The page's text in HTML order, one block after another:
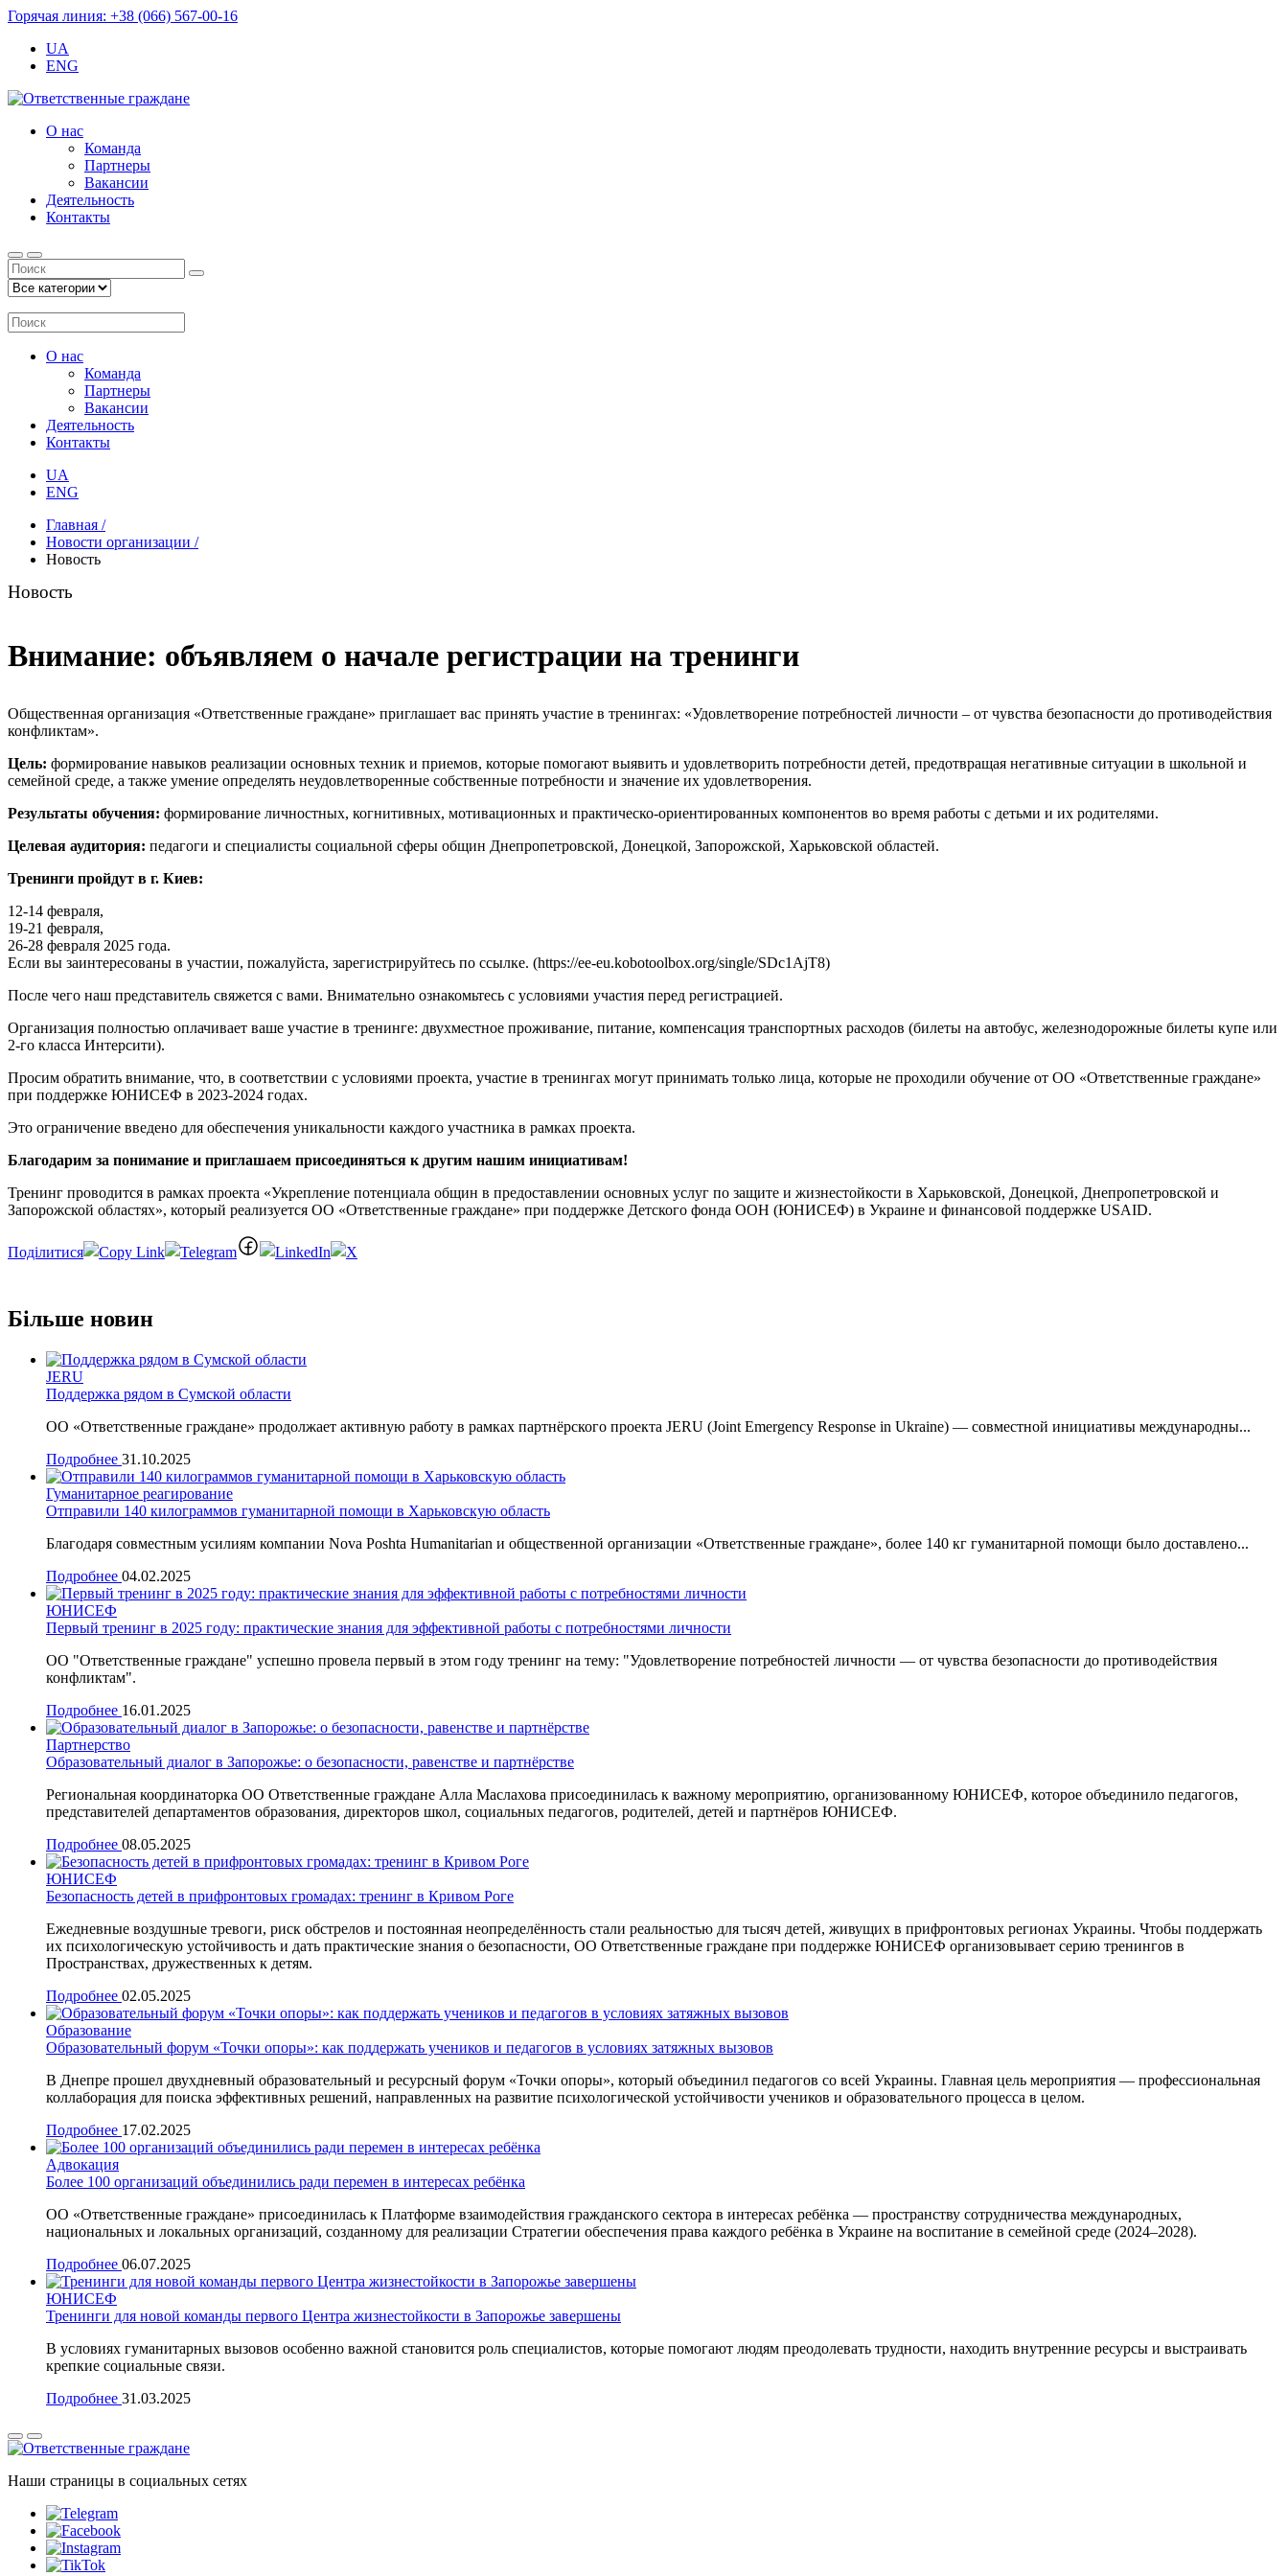
Горячая линия: +38 (066) 567-00-16
UA
ENG
О нас
Команда
Партнеры
Вакансии
Деятельность
Контакты
О нас
Команда
Партнеры
Вакансии
Деятельность
Контакты
UA
ENG
Главная /
Новости организации /
Новость
Новость
Внимание: объявляем о начале регистрации на тренинги
Общественная организация «Ответственные граждане» приглашает вас принять участие в тренингах: «Удовлетворение потребностей личности – от чувства безопасности до противодействия
конфликтам».
Цель: формирование навыков реализации основных техник и приемов, которые помогают выявить и удовлетворить потребности детей, предотвращая негативные ситуации в школьной и
семейной среде, а также умение определять неудовлетворенные собственные потребности и значение их удовлетворения.
Результаты обучения: формирование личностных, когнитивных, мотивационных и практическо-ориентированных компонентов во время работы с детьми и их родителями.
Целевая аудитория: педагоги и специалисты социальной сферы общин Днепропетровской, Донецкой, Запорожской, Харьковской областей.
Тренинги пройдут в г. Киев:
12-14 февраля,
19-21 февраля,
26-28 февраля 2025 года.
Если вы заинтересованы в участии, пожалуйста, зарегистрируйтесь по ссылке. (https://ee-eu.kobotoolbox.org/single/SDc1AjT8)
После чего наш представитель свяжется с вами. Внимательно ознакомьтесь с условиями участия перед регистрацией.
Организация полностью оплачивает ваше участие в тренинге: двухместное проживание, питание, компенсация транспортных расходов (билеты на автобус, железнодорожные билеты купе или
2-го класса Интерсити).
Просим обратить внимание, что, в соответствии с условиями проекта, участие в тренингах могут принимать только лица, которые не проходили обучение от ОО «Ответственные граждане»
при поддержке ЮНИСЕФ в 2023-2024 годах.
Это ограничение введено для обеспечения уникальности каждого участника в рамках проекта.
Благодарим за понимание и приглашаем присоединяться к другим нашим инициативам!
Тренинг проводится в рамках проекта «Укрепление потенциала общин в предоставлении основных услуг по защите и жизнестойкости в Харьковской, Донецкой, Днепропетровской и
Запорожской областях», который реализуется ОО «Ответственные граждане» при поддержке Детского фонда ООН (ЮНИСЕФ) в Украине и финансовой поддержке USAID.
Більше новин
JERU
Поддержка рядом в Сумской области
ОО «Ответственные граждане» продолжает активную работу в рамках партнёрского проекта JERU (Joint Emergency Response in Ukraine) — совместной инициативы международны...
Подробнее 31.10.2025
Гуманитарное реагирование
Отправили 140 килограммов гуманитарной помощи в Харьковскую область
Благодаря совместным усилиям компании Nova Poshta Humanitarian и общественной организации «Ответственные граждане», более 140 кг гуманитарной помощи было доставлено...
Подробнее 04.02.2025
ЮНИСЕФ
Первый тренинг в 2025 году: практические знания для эффективной работы с потребностями личности
ОО "Ответственные граждане" успешно провела первый в этом году тренинг на тему: "Удовлетворение потребностей личности — от чувства безопасности до противодействия
конфликтам".
Подробнее 16.01.2025
Партнерство
Образовательный диалог в Запорожье: о безопасности, равенстве и партнёрстве
Региональная координаторка ОО Ответственные граждане Алла Маслахова присоединилась к важному мероприятию, организованному ЮНИСЕФ, которое объединило педагогов,
представителей департаментов образования, директоров школ, социальных педагогов, родителей, детей и партнёров ЮНИСЕФ.
Подробнее 08.05.2025
ЮНИСЕФ
Безопасность детей в прифронтовых громадах: тренинг в Кривом Роге
Ежедневные воздушные тревоги, риск обстрелов и постоянная неопределённость стали реальностью для тысяч детей, живущих в прифронтовых регионах Украины. Чтобы поддержать
их психологическую устойчивость и дать практические знания о безопасности, ОО Ответственные граждане при поддержке ЮНИСЕФ организовывает серию тренингов в
Пространствах, дружественных к детям.
Подробнее 02.05.2025
Образование
Образовательный форум «Точки опоры»: как поддержать учеников и педагогов в условиях затяжных вызовов
В Днепре прошел двухдневный образовательный и ресурсный форум «Точки опоры», который объединил педагогов со всей Украины. Главная цель мероприятия — профессиональная
коллаборация для поиска эффективных решений, направленных на развитие психологической устойчивости учеников и образовательного процесса в целом.
Подробнее 17.02.2025
Адвокация
Более 100 организаций объединились ради перемен в интересах ребёнка
ОО «Ответственные граждане» присоединилась к Платформе взаимодействия гражданского сектора в интересах ребёнка — пространству сотрудничества международных,
национальных и локальных организаций, созданному для реализации Стратегии обеспечения права каждого ребёнка в Украине на воспитание в семейной среде (2024–2028).
Подробнее 06.07.2025
ЮНИСЕФ
Тренинги для новой команды первого Центра жизнестойкости в Запорожье завершены
В условиях гуманитарных вызовов особенно важной становится роль специалистов, которые помогают людям преодолевать трудности, находить внутренние ресурсы и выстраивать
крепкие социальные связи.
Подробнее 31.03.2025
Наши страницы в социальных сетях